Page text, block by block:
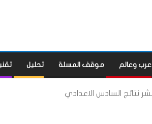
عرب وعالم موقف المسلة تحليل
نتائج السادس الاعدادي